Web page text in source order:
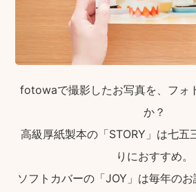
fotowaで撮影したお写真を、フォ
か？
高級厚紙製本の「STORY」は七五
りにおすすめ。
ソフトカバーの「JOY」は毎年の